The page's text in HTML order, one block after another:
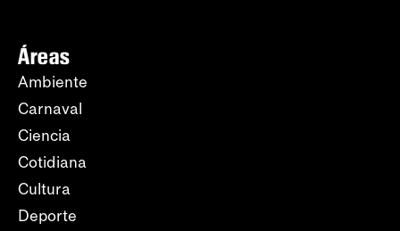
Áreas
Ambiente
Carnaval
Ciencia
Cotidiana
Cultura
Deporte